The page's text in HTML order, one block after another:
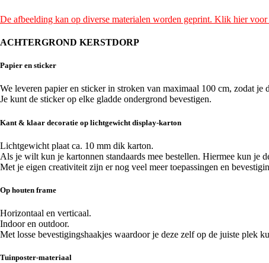
De afbeelding kan op diverse materialen worden geprint. Klik hier voor
ACHTERGROND KERSTDORP
Papier en sticker
We leveren papier en sticker in stroken van maximaal 100 cm, zodat je
Je kunt de sticker op elke gladde ondergrond bevestigen.
Kant & klaar decoratie op lichtgewicht display-karton
Lichtgewicht plaat ca. 10 mm dik karton.
Als je wilt kun je kartonnen standaards mee bestellen. Hiermee kun je
Met je eigen creativiteit zijn er nog veel meer toepassingen en
Op houten frame
Horizontaal en verticaal.
Indoor en outdoor.
Met losse bevestigingshaakjes waardoor je deze zelf op de juiste plek
Tuinposter-materiaal